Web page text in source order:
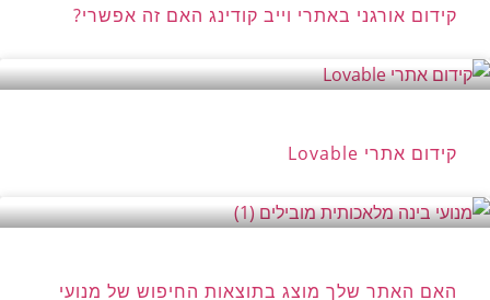
קידום אורגני באתרי וייב קודינג האם זה אפשרי?
קידום אתרי Lovable
האם האתר שלך מוצג בתוצאות החיפוש של מנועי